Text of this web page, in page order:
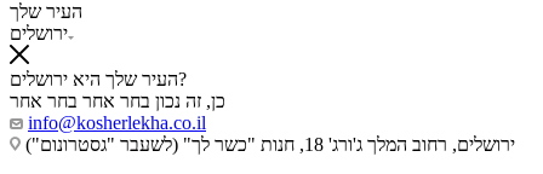
העיר שלך
ירושלים
העיר שלך היא ירושלים?
כן, זה נכון בחר אחר בחר אחר
info@kosherlekha.co.il
ירושלים, רחוב המלך ג'ורג' 18, חנות "כשר לך" (לשעבר "גסטרונום")